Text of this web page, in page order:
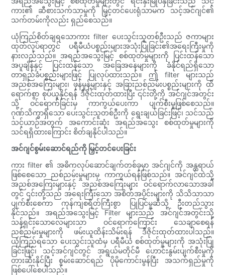
ကား၏ ဆီစားသက်သာမှုကို မြှင့်တင်ပေးရုံသာမက သင့်အင်ဂျင်၏
သက်တမ်းကိုလည်း ရှည်စေသည်။
ယုံကြည်စိတ်ချရသောကား filter ပေးသွင်းသူတစ်ဦးသည် ဇကာများ
ထုတ်လုပ်ရာတွင် ပရီမီယံပစ္စည်းများအသုံးပြုခြင်း၏အရေးကြီးမှုကို
နားလည်သည်။ အရည်အသွေးမြင့် စစ်ထုတ်မှုများကို ပြင်းထန်သော
အပူချိန်နှင့် ပြင်းထန်သော အခြေအနေများကို ခံနိုင်ရည်ရှိသော
တာရှည်ခံပစ္စည်းများဖြင့် ပြုလုပ်ထားသည်။ ဤ filter များသည်
အညစ်အကြေးများ၊ ဖုန်မှုန့်များနှင့် အခြားညစ်ညမ်းပစ္စည်းများကို ထိ
ရောက်စွာ စုပ်ယူနိုင်ရန် ဒီဇိုင်းထုတ်ထားပြီး ၎င်းတို့ကို အင်ဂျင်အတွင်း
သို့ ဝင်ရောက်ခြင်းမှ ကာကွယ်ပေးကာ ပျက်စီးမှုဖြစ်စေသည်။
ဂုဏ်သိက္ခာရှိသော ပေးသွင်းသူတစ်ဦးကို ရွေးချယ်ခြင်းဖြင့်၊ သင်သည်
သင့်ယာဉ်အတွက် အကောင်းဆုံး အရည်အသွေး စစ်ထုတ်မှုများကို
သင်ရရှိထားကြောင်း စိတ်ချနိုင်ပါသည်။
အင်ဂျင်စွမ်းဆောင်ရည်ကို မြှင့်တင်ပေးခြင်း
ကား filter ၏ အဓိကလုပ်ဆောင်ချက်တစ်ခုမှာ အင်ဂျင်ကို အန္တရာယ်
ဖြစ်စေသော ညစ်ညမ်းမှုများမှ ကာကွယ်ရန်ဖြစ်သည်။ အင်ဂျင်ထဲသို့
အညစ်အကြေးများနှင့် အညစ်အကြေးများ ဝင်ရောက်လာသောအခါ
တွင် ၎င်းတို့သည် အရေးကြီးသော အစိတ်အပိုင်းများကို သိသိသာသာ
ပျက်စီးစေကာ ကုန်ကျစရိတ်ကြီးစွာ ပြုပြင်မှုဆီသို့ ဦးတည်သွား
နိုင်သည်။ အရည်အသွေးမြင့် Filter များသည် အင်ဂျင်အတွင်းသို့
သန့်ရှင်းသောလေများသာ ဝင်ရောက်ကြောင်း သေချာစေရန်
ညစ်ညမ်းမှုများကို ဖမ်းယူထိန်းသိမ်းရန် ဒီဇိုင်းထုတ်ထားပါသည်။
ယုံကြည်ရသော ပေးသွင်းသူထံမှ ပရီမီယံ စစ်ထုတ်မှုများကို အသုံးပြု
ခြင်းဖြင့်၊ သင့်အင်ဂျင်တွင် အရွယ်မတိုင်မီ ဟောင်းနွမ်းပျက်စီးမှုကို
တားဆီးနိုင်ပြီး စွမ်းဆောင်ရည် ပိုမိုကောင်းမွန်ပြီး အသက်ရှည်မှုကို
ဖြစ်ပေါ်စေပါသည်။